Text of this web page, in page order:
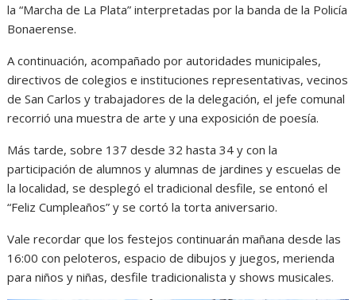
la “Marcha de La Plata” interpretadas por la banda de la Policía
Bonaerense.
A continuación, acompañado por autoridades municipales,
directivos de colegios e instituciones representativas, vecinos
de San Carlos y trabajadores de la delegación, el jefe comunal
recorrió una muestra de arte y una exposición de poesía.
Más tarde, sobre 137 desde 32 hasta 34 y con la
participación de alumnos y alumnas de jardines y escuelas de
la localidad, se desplegó el tradicional desfile, se entonó el
“Feliz Cumpleaños” y se cortó la torta aniversario.
Vale recordar que los festejos continuarán mañana desde las
16:00 con peloteros, espacio de dibujos y juegos, merienda
para niños y niñas, desfile tradicionalista y shows musicales.